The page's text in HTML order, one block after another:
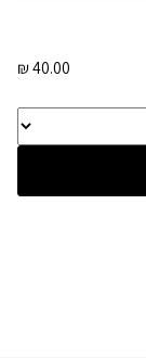
40.00 ₪